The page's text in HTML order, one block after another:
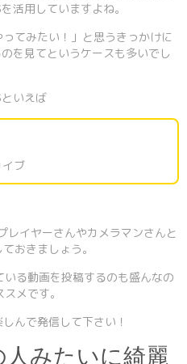
活用していますよね。
てみたい！」と思うきっかけに
を見てというケースも多いでし
いえば
イブ
イヤーさんやカメラマンさんと
おきましょう。
る動画を投稿するのも盛んなの
メです。
んで発信して下さい！
みたいに綺麗